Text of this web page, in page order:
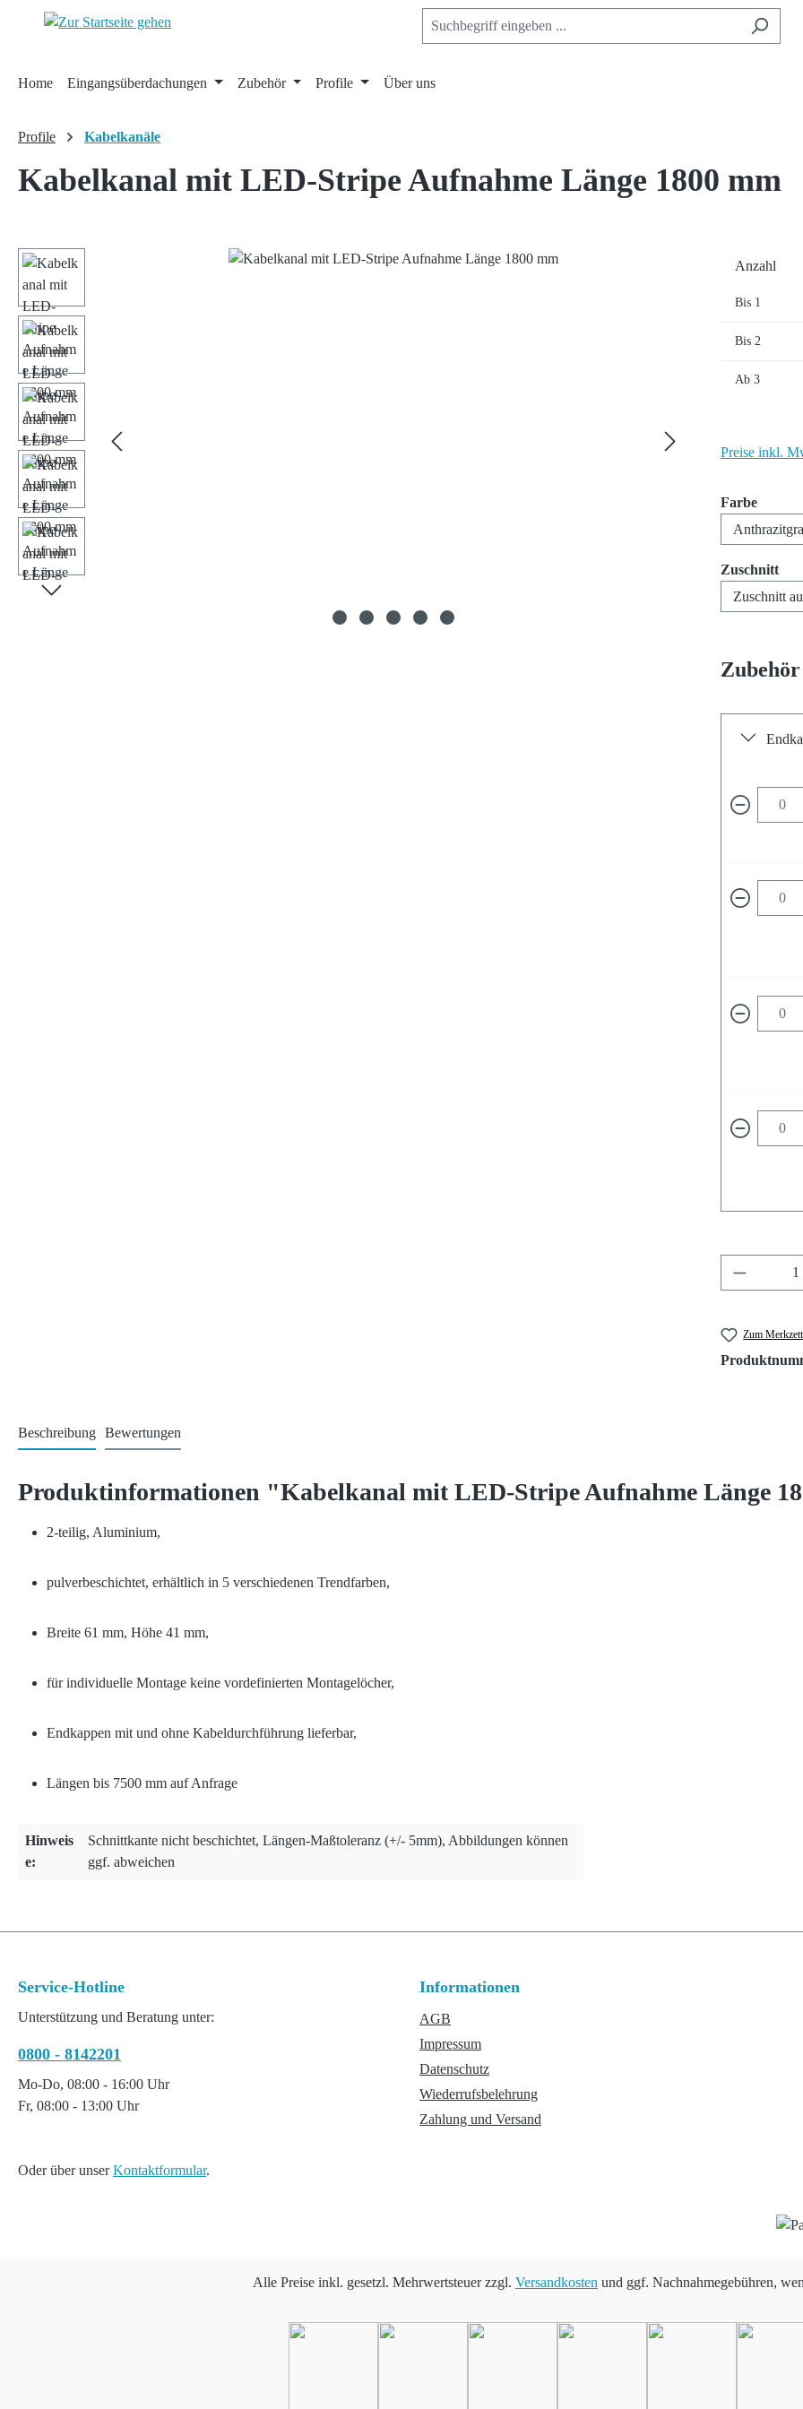
Hauptinhalt springen
Zur Suche springen
Zur Hauptnavigation springen
Home Eingangsüberdachungen Zubehör Profile Über uns
Profile Kabelkanäle
Kabelkanal mit LED-Stripe Aufnahme Länge 1800 mm
Bildergalerie überspringen
Anzahl
Bis 1
Bis 2
Ab 3
Preise inkl.
Farbe
Zuschnitt
Zubehör
Zum
Beschreibung Bewertungen
Produktinformationen "Kabelkanal mit LED-Stripe Aufnahme Länge
2-teilig, Aluminium,
pulverbeschichtet, erhältlich in 5 verschiedenen Trendfarben,
Breite 61 mm, Höhe 41 mm,
für individuelle Montage keine vordefinierten Montagelöcher,
Endkappen mit und ohne Kabeldurchführung lieferbar,
Längen bis 7500 mm auf Anfrage
Hinweis
e:
Schnittkante nicht beschichtet, Längen-Maßtoleranz (+/- 5mm), Abbildungen können
ggf. abweichen
Service-Hotline
Unterstützung und Beratung unter:
0800 - 8142201
Mo-Do, 08:00 - 16:00 Uhr
Fr, 08:00 - 13:00 Uhr
Oder über unserKontaktformular.
Informationen
AGB
Impressum
Datenschutz
Wiederrufsbelehrung
Zahlung und Versand
Alle Preise inkl. gesetzl. Mehrwertsteuer zzgl. Versandkosten und ggf. Nachnahmegebühren,